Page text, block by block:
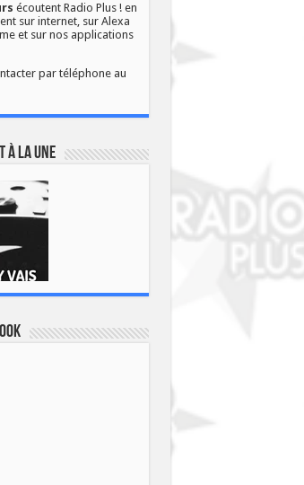
écoutent Radio Plus ! en
sur internet, sur Alexa
et sur nos applications
par téléphone au
à la une